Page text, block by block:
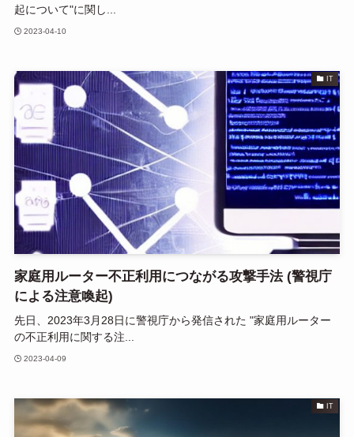
起について"に関し...
2023-04-10
IT
家庭用ルーター不正利用につながる攻撃手法 (警視庁
による注意喚起)
先日、2023年3月28日に警視庁から発信された "家庭用ルーター
の不正利用に関する注...
2023-04-09
IT